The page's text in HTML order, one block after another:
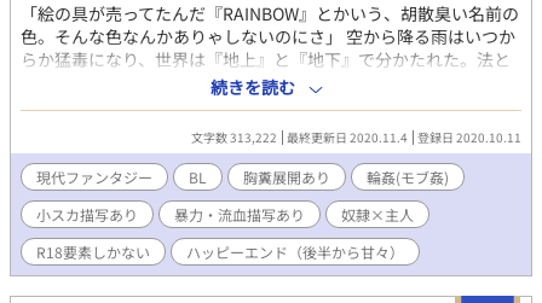
「絵の具が売ってたんだ『RAINBOW』とかいう、胡散臭い名前の
色。そんな色なんかありゃしないのにさ」 空から降る雨はいつか
らか猛毒になり、世界は『地上』と『地下』で分かたれた。法と
秩序で守られた『地上』と奴隷制度を設けた独自の文化を持つ
『地下』。その世界が交わるとすれば『地上』から『地下』への
片道切符だった。 地上の大学に通う学生、珠女（たまめ）クリフ
が目覚めるとそこは高級奴隷市場だった。クリフを一目見て気に
入った明嵐 幸樹（みあらし こうき）は彼を高額で即決する。奴隷
を従順な犬のように手懐ける『調教師』を生業とする幸樹は地上
に帰りたがるクリフを壊そうとする。 ※ほとんど濡れ場で構成さ
れたR18要素しかないBL小説です。序盤は凌辱ばかりの胸糞展開
なので、読む際はご注意ください。最後はハッピーエンドになる
続きを読む
文字数 313,222 最終更新日 2020.11.4 登録日 2020.10.11
現代ファンタジー BL 胸糞展開あり
輪姦(モブ姦)
小スカ描写あり
暴力・流血描写あり
奴隷×主人
R18要素しかない
ハッピーエンド（後半から甘々）